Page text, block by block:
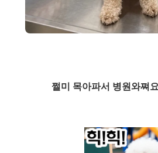
쩔미 목아파서 병원와쪄